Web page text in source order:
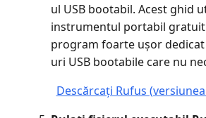
ul USB bootabil. Acest ghid
instrumentul portabil gratuit
program foarte ușor
uri USB bootabile care nu
Descărcați Rufus